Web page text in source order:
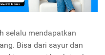
selalu mendapatkan
Bisa dari sayur dan